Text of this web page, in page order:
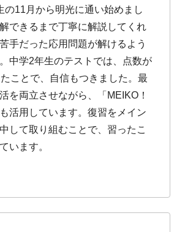
の11月から明光に通い始めまし
できるまで丁寧に解説してくれ
手だった応用問題が解けるよう
中学2年生のテストでは、点数が
ことで、自信もつきました。最
を両立させながら、「MEIKO！
活用しています。復習をメイン
して取り組むことで、習ったこ
います。